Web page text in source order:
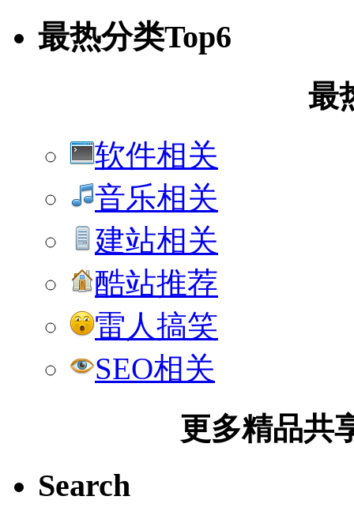
最热分类Top6
最
软件相关
音乐相关
建站相关
酷站推荐
雷人搞笑
SEO相关
更多精品共
Search